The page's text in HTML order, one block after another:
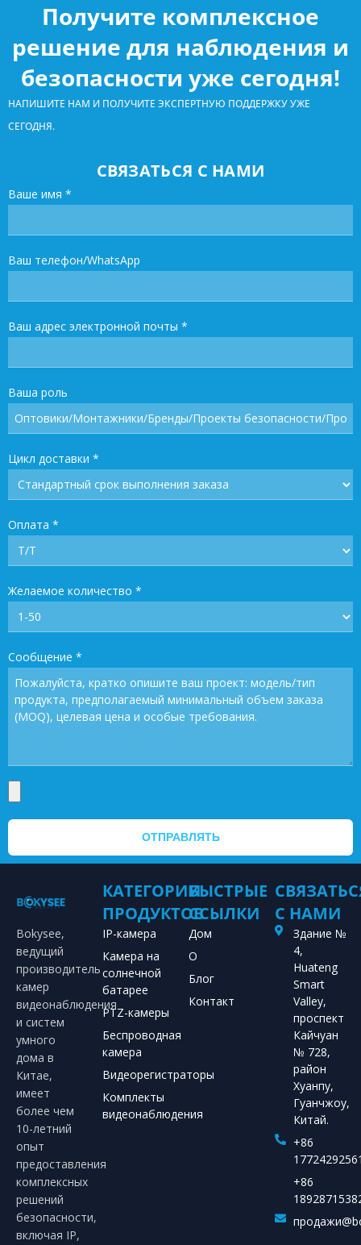
Получите комплексное
решение для наблюдения и
безопасности уже сегодня!
НАПИШИТЕ НАМ И ПОЛУЧИТЕ ЭКСПЕРТНУЮ ПОДДЕРЖКУ УЖЕ
СЕГОДНЯ.
СВЯЗАТЬСЯ С НАМИ
Ваше имя *
Ваш телефон/WhatsApp
Ваш адрес электронной почты *
Ваша роль
Цикл доставки *
Оплата *
Желаемое количество *
Сообщение *
ОТПРАВЛЯТЬ
Bokysee,
ведущий
производитель
камер
видеонаблюдения
и систем
умного
дома в
Китае,
имеет
более чем
10-летний
опыт
предоставления
комплексных
решений
безопасности,
включая IP,
КАТЕГОРИИ
ПРОДУКТОВ
IP-камера
Камера на
солнечной
батарее
PTZ-камеры
Беспроводная
камера
Видеорегистраторы
Комплекты
видеонаблюдения
БЫСТРЫЕ
ССЫЛКИ
Дом
О
Блог
Контакт
С НАМИ
Здание №
4,
Huateng
Smart
Valley,
проспект
Кайчуан
№ 728,
район
Хуанпу,
Гуанчжоу,
Китай.
+86
+86